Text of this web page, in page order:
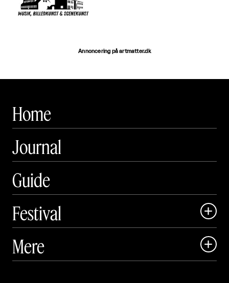
Annoncering på artmatter.dk
Home
Journal
Guide
Festival

 Art Matter Festival
Mere 